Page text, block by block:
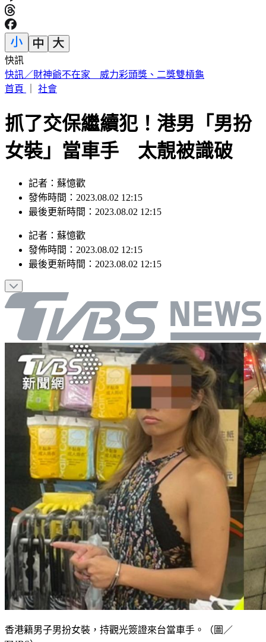
快訊
中國出入境新規將上路 陸委會曝「這類人」最危險
首頁
社會
抓了交保繼續犯！港男「男扮
女裝」當車手 太靚被識破
記者：蘇憶歡
發佈時間：2023.08.02 12:15
最後更新時間：2023.08.02 12:15
記者 ： 蘇憶歡
發佈時間： 2023.08.02 12:15
最後更新時間： 2023.08.02 12:15
香港籍男子男扮女裝，持觀光簽證來台當車手。（圖／